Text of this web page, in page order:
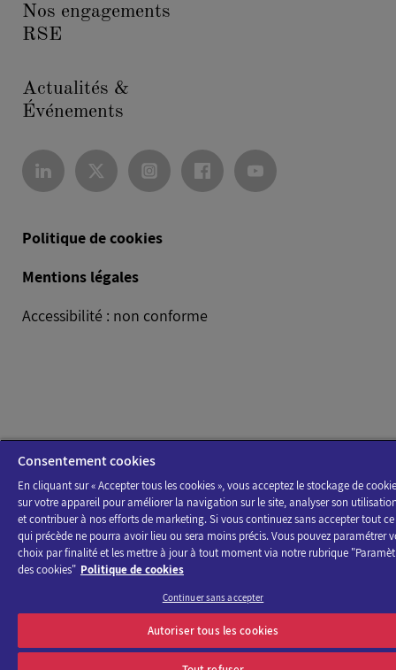
Nos engagements
RSE
Actualités &
Événements
Politique de cookies
Mentions légales
Accessibilité : non conforme
Consentement cookies
En cliquant sur « Accepter tous les cookies », vous acceptez le stockage de
sur votre appareil pour améliorer la navigation sur le site, analyser son
et contribuer à nos efforts de marketing. Si vous continuez sans accepter tout ce
qui précède ne pourra avoir lieu ou sera moins précis. Vous pouvez paramétrer
choix par finalité et les mettre à jour à tout moment via notre rubrique
des cookies" Politique de cookies
Continuer sans accepter
Autoriser tous les cookies